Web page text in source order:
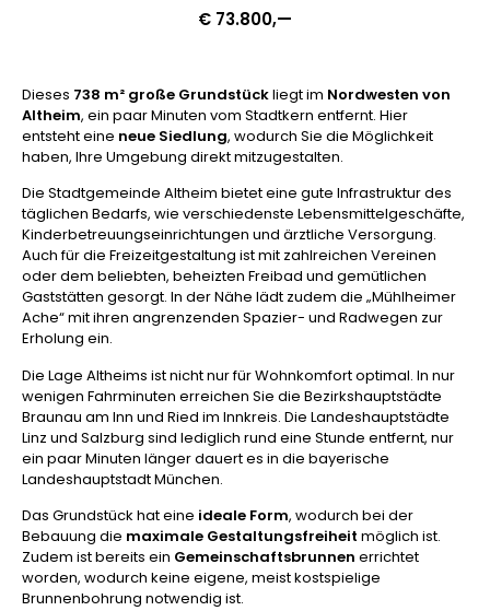
€ 73.800,—
Dieses 738 m² große Grundstückliegt im Nordwesten von
Altheim, ein paar Minuten vom Stadtkern entfernt. Hier
entsteht eine neue Siedlung, wodurch Sie die Möglichkeit
haben, Ihre Umgebung direkt mitzugestalten.
Die Stadtgemeinde Altheim bietet eine gute Infrastruktur des
täglichen Bedarfs, wie verschiedenste Lebensmittelgeschäfte,
Kinderbetreuungseinrichtungen und ärztliche Versorgung.
Auch für die Freizeitgestaltung ist mit zahlreichen Vereinen
oder dem beliebten, beheizten Freibad und gemütlichen
Gaststätten gesorgt. In der Nähe lädt zudem die „Mühlheimer
Ache“ mit ihren angrenzenden Spazier- und Radwegen zur
Erholung ein.
Die Lage Altheims ist nicht nur für Wohnkomfort optimal. In nur
wenigen Fahrminuten erreichen Sie die Bezirkshauptstädte
Braunau am Inn und Ried im Innkreis. Die Landeshauptstädte
Linz und Salzburg sind lediglich rund eine Stunde entfernt, nur
ein paar Minuten länger dauert es in die bayerische
Landeshauptstadt München.
Das Grundstück hat eine ideale Form, wodurch bei der
Bebauung die maximale Gestaltungsfreiheit möglich ist.
Zudem ist bereits ein Gemeinschaftsbrunnen errichtet
worden, wodurch keine eigene, meist kostspielige
Brunnenbohrung notwendig ist.